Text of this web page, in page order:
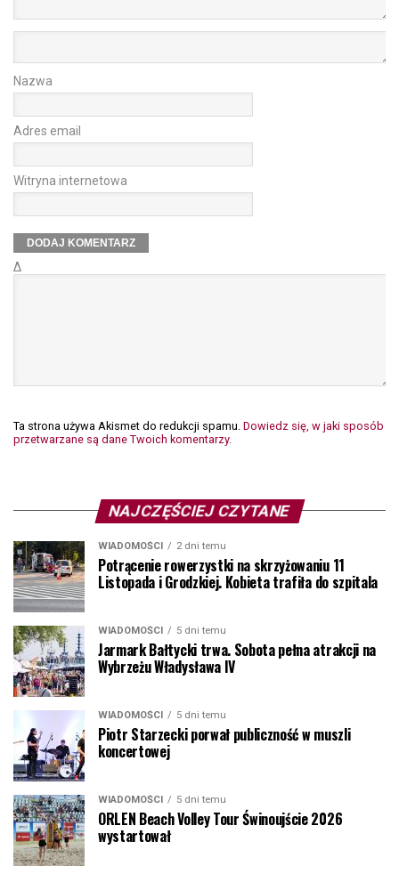
Nazwa
Adres email
Witryna internetowa
Δ
Ta strona używa Akismet do redukcji spamu. Dowiedz się, w jaki sposób
przetwarzane są dane Twoich komentarzy.
NAJCZĘŚCIEJ CZYTANE
WIADOMOŚCI 2 dni temu
Potrącenie rowerzystki na skrzyżowaniu 11
Listopada i Grodzkiej. Kobieta trafiła do szpitala
WIADOMOŚCI 5 dni temu
Jarmark Bałtycki trwa. Sobota pełna atrakcji na
Wybrzeżu Władysława IV
WIADOMOŚCI 5 dni temu
Piotr Starzecki porwał publiczność w muszli
koncertowej
WIADOMOŚCI 5 dni temu
ORLEN Beach Volley Tour Świnoujście 2026
wystartował